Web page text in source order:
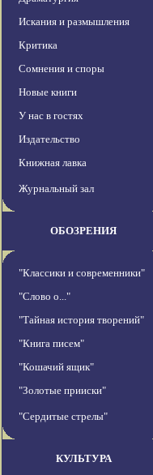
Искания и размышления
Критика
Сомнения и споры
Новые книги
У нас в гостях
Издательство
Книжная лавка
Журнальный зал
ОБОЗРЕНИЯ
"Классики и современники"
"Слово о..."
"Тайная история творений"
"Книга писем"
"Кошачий ящик"
"Золотые прииски"
"Сердитые стрелы"
КУЛЬТУРА